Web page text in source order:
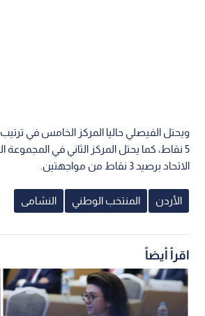
ويحتل الفيصلي حاليا المركز الخامس في ترتيب
5 نقاط، كما يحتل المركز الثاني في المجموعة
الاتحاد برصيد 3 نقاط من مواجهتين.
الأردن المنتخب الوطني النشامى
اقرأ أيضاً